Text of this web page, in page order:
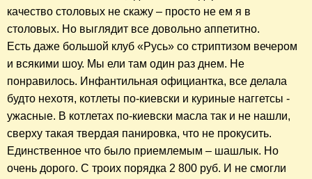
качество столовых не скажу – просто не ем я в
столовых. Но выглядит все довольно аппетитно.
Есть даже большой клуб «Русь» со стриптизом вечером
и всякими шоу. Мы ели там один раз днем. Не
понравилось. Инфантильная официантка, все делала
будто нехотя, котлеты по-киевски и куриные наггетсы -
ужасные. В котлетах по-киевски масла так и не нашли,
сверху такая твердая панировка, что не прокусить.
Единственное что было приемлемым – шашлык. Но
очень дорого. С троих порядка 2 800 руб. И не смогли